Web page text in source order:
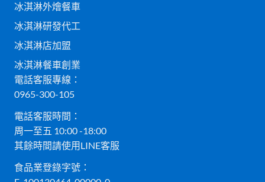
冰淇淋外燴餐車
冰淇淋研發代工
冰淇淋店加盟
冰淇淋餐車創業
電話客服專線：
0965-300-105
電話客服時間：
周一至五 10:00 -18:00
其餘時間請使用LINE客服
食品業登錄字號：